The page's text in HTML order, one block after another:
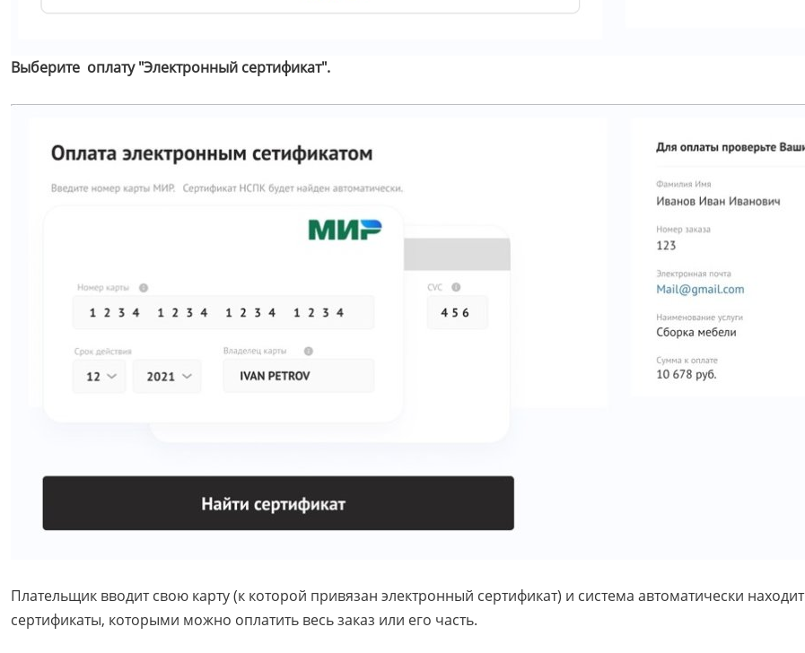
Выберите оплату "Электронный сертификат".
Плательщик вводит свою карту (к которой привязан электронный сертификат) и система автоматически находит
сертификаты, которыми можно оплатить весь заказ или его часть.